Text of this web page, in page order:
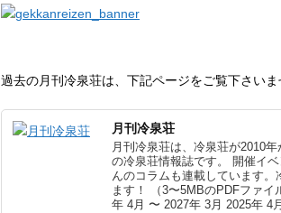
過去の月刊冷泉荘は、下記ページをご覧下さいま
月刊冷泉荘
月刊冷泉荘は、冷泉荘が2010
の冷泉荘情報誌です。 開催イ
んのコラムも連載しています
ます！ （3〜5MBのPDFファイ
年 4月 〜 2027年 3月 2025年 4